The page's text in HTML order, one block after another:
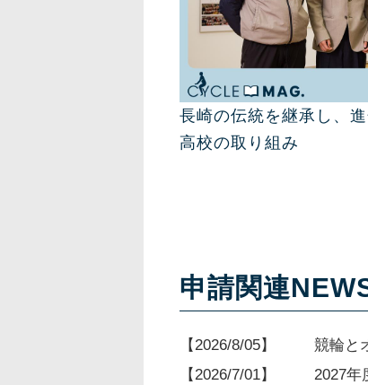
長崎の伝統を継承し、
高校の取り組み
申請関連
2026/8/05
競輪と
2026/7/01
2027年